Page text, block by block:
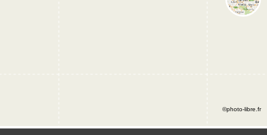
©photo-libre.fr